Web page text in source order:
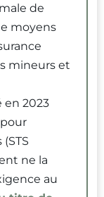
de
moyens
mineurs et
en 2023
ne la
au